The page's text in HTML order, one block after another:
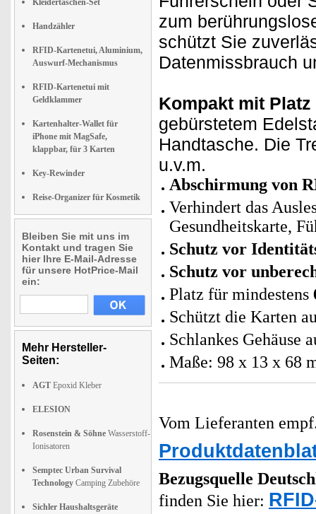
Kleidertaschen-Set
Handzähler
RFID-Kartenetui, Aluminium,
Auswurf-Mechanismus
RFID-Kartenetui mit
Geldklammer
Kartenhalter-Wallet für
iPhone mit MagSafe,
klappbar, für 3 Karten
Key-Rewinder
Reise-Organizer für Kosmetik
Bleiben Sie mit uns im
Kontakt und tragen Sie
hier Ihre E-Mail-Adresse
für unsere HotPrice-Mail
ein:
Mehr Hersteller-
Seiten:
AGT Epoxid Kleber
ELESION
Rosenstein & Söhne Wasserstoff-
Ionisatoren
Semptec Urban Survival
Technology Camping Zubehöre
Sichler Haushaltsgeräte
zum
schützt Sie
Datenmissbrauch
Kompakt mit
gebürstetem
Handtasche. Die
u.v.m.
Abschirmung von
Verhindert das
Gesundheitskarte,
Schutz vor
Schutz vor
Platz für mindestens
Schützt die Karten
Schlankes Gehäuse
Maße: 98 x 13 x 68
Vom Lieferanten
Bezugsquelle
finden Sie hier: